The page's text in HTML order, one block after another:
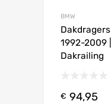
BMW
1992-2009
Dakrailing
€ 94,95